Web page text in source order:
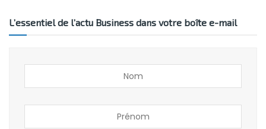
L’essentiel de l’actu Business dans votre boîte e-mail